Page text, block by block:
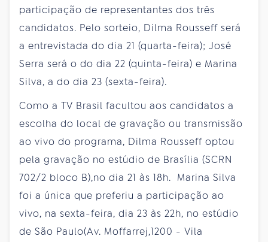
participação de representantes dos três
candidatos. Pelo sorteio, Dilma Rousseff será
a entrevistada do dia 21 (quarta-feira); José
Serra será o do dia 22 (quinta-feira) e Marina
Silva, a do dia 23 (sexta-feira).
Como a TV Brasil facultou aos candidatos a
escolha do local de gravação ou transmissão
ao vivo do programa, Dilma Rousseff optou
pela gravação no estúdio de Brasília (SCRN
702/2 bloco B),no dia 21 às 18h. Marina Silva
foi a única que preferiu a participação ao
vivo, na sexta-feira, dia 23 às 22h, no estúdio
de São Paulo(Av. Moffarrej,1200 - Vila